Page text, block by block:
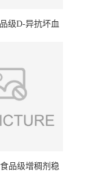
级D-异抗坏血
品级增稠剂稳